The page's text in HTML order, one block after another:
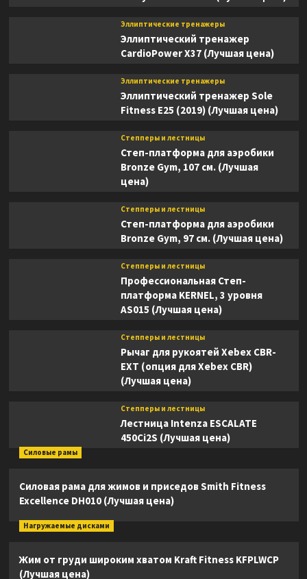
Эллиптические тренажеры
Эллиптический тренажер
CardioPower X37 (Лучшая цена)
Эллиптические тренажеры
Эллиптический тренажер Sole
Fitness E25 (2019) (Лучшая цена)
Степперы и лестницы
Степ-платформа для аэробики
Bronze Gym, 107 см. (Лучшая
цена)
Степперы и лестницы
Степ-платформа для аэробики
Bronze Gym, 97 см. (Лучшая цена)
Степперы и лестницы
Профессиональная Степ-
платформа KERNEL, 3 уровня
AS015 (Лучшая цена)
Степперы и лестницы
Рычаг для рукоятей Xebex CBR-
EXT (опция для Xebex CBR)
(Лучшая цена)
Степперы и лестницы
Лестница Intenza ESCALATE
450Ci2S (Лучшая цена)
Силовые рамы
Силовая рама для жимов и приседов Smith Fitness
Excellence DH010 (Лучшая цена)
Нагружаемые дисками
Жим от груди широким хватом Kraft Fitness KFPLWCP
(Лучшая цена)